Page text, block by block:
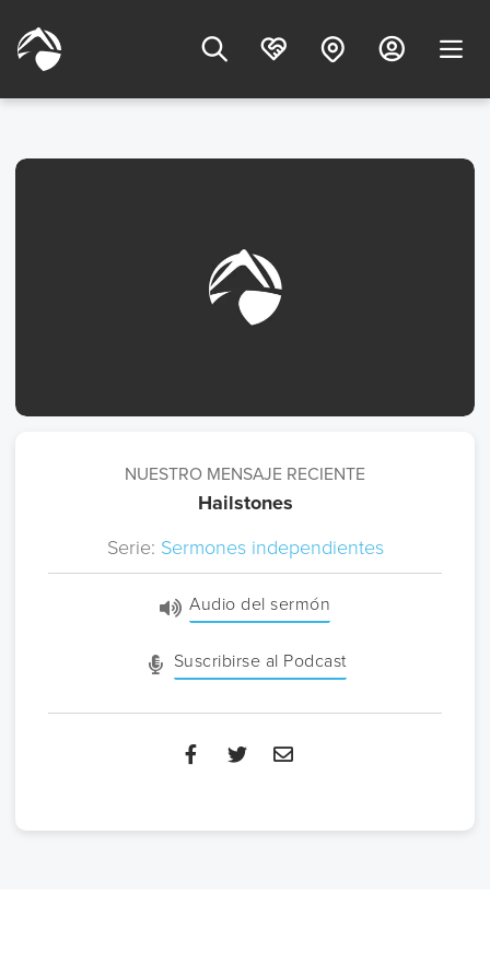
NUESTRO MENSAJE RECIENTE
Hailstones
Serie: Sermones independientes
Audio del sermón
Suscribirse al Podcast